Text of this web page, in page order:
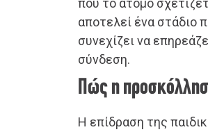
αποτελεί ένα στάδιο
συνεχίζει να
σύνδεση.
Πώς η
Η επίδραση της